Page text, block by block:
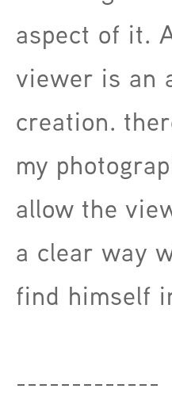
aspect of it.
viewer is an
creation.
my
allow the
a clear way
find himself
-------------